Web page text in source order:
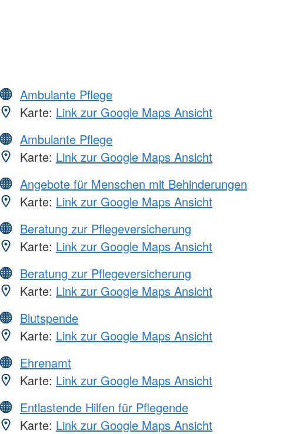
Ambulante Pflege
Karte: Link zur Google Maps Ansicht
Ambulante Pflege
Karte: Link zur Google Maps Ansicht
Angebote für Menschen mit Behinderungen
Karte: Link zur Google Maps Ansicht
Beratung zur Pflegeversicherung
Karte: Link zur Google Maps Ansicht
Beratung zur Pflegeversicherung
Karte: Link zur Google Maps Ansicht
Blutspende
Karte: Link zur Google Maps Ansicht
Ehrenamt
Karte: Link zur Google Maps Ansicht
Entlastende Hilfen für Pflegende
Karte: Link zur Google Maps Ansicht